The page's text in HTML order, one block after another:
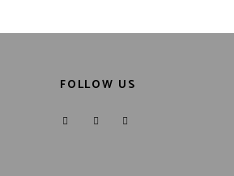
FOLLOW US